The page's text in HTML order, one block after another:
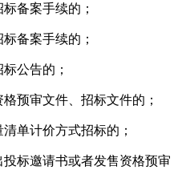
备案手续的；
备案手续的；
公告的；
审文件、招标文件的；
单计价方式招标的；
标邀请书或者发售资格预审